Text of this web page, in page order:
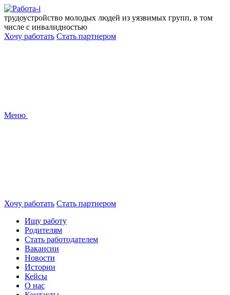
Перейти
к
содержанию
трудоустройство молодых людей из уязвимых групп, в том
числе с инвалидностью
Хочу работать Стать партнером
Меню
Хочу работать Стать партнером
Ищу работу
Родителям
Стать работодателем
Вакансии
Новости
Истории
Кейсы
О нас